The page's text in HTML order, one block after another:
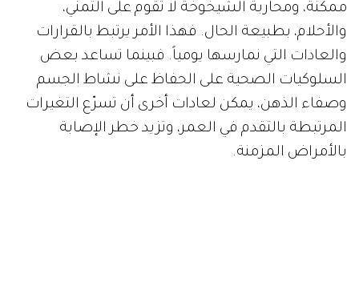
ممكنة، ومحاربة الشيخوخة لا تقوم على التمني،
والأحلام، بطبيعة الحال. فهذا الأمر يرتبط بالقرارات
والعادات التي نمارسها يومياً. فبينما تساعد بعض
السلوكيات الصحية على الحفاظ على نشاط الجسم
وصفاء الذهن، يمكن لعادات أخرى أن تسرّع التغيرات
المرتبطة بالتقدم في العمر، وتزيد خطر الإصابة
بالأمراض المزمنة.